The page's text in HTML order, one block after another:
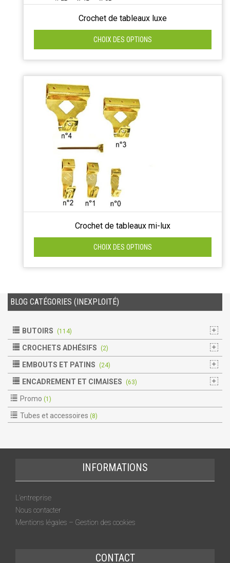
Crochet de tableaux luxe
CHOIX DES OPTIONS
Crochet de tableaux mi-lux
CHOIX DES OPTIONS
BLOG CATÉGORIES (INEXPLOITÉ)
BUTOIRS (114)
CROCHETS ADHÉSIFS (2)
EMBOUTS ET PATINS (24)
ENCADREMENT ET CIMAISES (63)
Promo (1)
Tubes et accessoires (8)
INFORMATIONS
L’entreprise
Nous contacter
Mentions légales – Gestion des cookies
CONTACT